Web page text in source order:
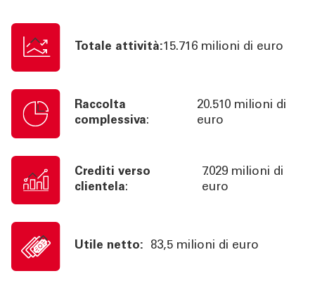
Totale attività:15.716 milioni di euro
Raccolta
complessiva:
20.510 milioni di
euro
Crediti verso
clientela:
7.029 milioni di
euro
Utile netto: 83,5 milioni di euro